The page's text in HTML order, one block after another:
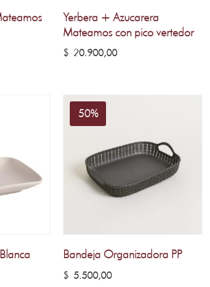
Yerbera + Azucarera
Mateamos con pico vertedor
$20.900,00
50%
Bandeja Organizadora PP
$5.500,00